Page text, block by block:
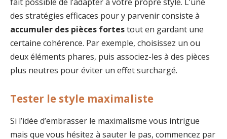
des stratégies efficaces pour y parvenir consiste à
accumuler des pièces fortestout en gardant une
certaine cohérence. Par exemple, choisissez un ou
deux éléments phares, puis associez-les à des pièces
plus neutres pour éviter un effet surchargé.
Tester le style maximaliste
Si l’idée d’embrasser le maximalisme vous intrigue
mais que vous hésitez à sauter le pas, commencez par